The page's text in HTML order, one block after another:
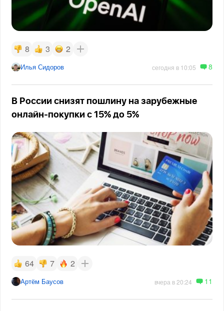
8 3 2
Илья Сидоров сегодня в 10:05 8
В России снизят пошлину на зарубежные
онлайн-покупки с 15% до 5%
64 7 2
Артём Баусов вчера в 20:24 11